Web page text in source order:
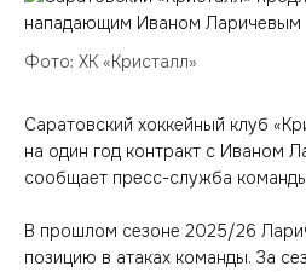
Фото: ХК «Кристалл»
Саратовский хоккейный клуб
на один год контракт с Иваном
сообщает пресс-служба
В прошлом сезоне 2025/26
позицию в атаках команды. За